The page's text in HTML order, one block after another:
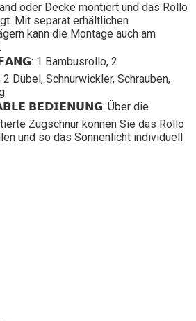
oder Decke montiert und das Rollo
Mit separat erhältlichen
kann die Montage auch am
1 Bambusrollo, 2
2 Dübel, Schnurwickler, Schrauben,
𝗕𝗘𝗗𝗜𝗘𝗡𝗨𝗡𝗚: Über die
Zugschnur können Sie das Rollo
und so das Sonnenlicht individuell